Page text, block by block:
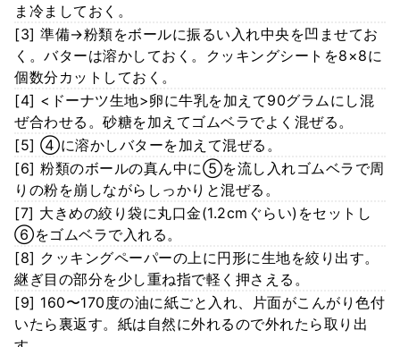
ま冷ましておく。
[3] 準備→粉類をボールに振るい入れ中央を凹ませてお
く。バターは溶かしておく。クッキングシートを8×8に
個数分カットしておく。
[4] <ドーナツ生地>卵に牛乳を加えて90グラムにし混
ぜ合わせる。砂糖を加えてゴムベラでよく混ぜる。
[5] ④に溶かしバターを加えて混ぜる。
[6] 粉類のボールの真ん中に⑤を流し入れゴムベラで周
りの粉を崩しながらしっかりと混ぜる。
[7] 大きめの絞り袋に丸口金(1.2cmぐらい)をセットし
⑥をゴムベラで入れる。
[8] クッキングペーパーの上に円形に生地を絞り出す。
継ぎ目の部分を少し重ね指で軽く押さえる。
[9] 160〜170度の油に紙ごと入れ、片面がこんがり色付
いたら裏返す。紙は自然に外れるので外れたら取り出